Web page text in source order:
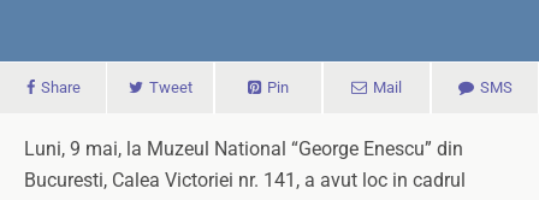
Share Tweet Pin Mail SMS
Luni, 9 mai, la Muzeul National “George Enescu” din
Bucuresti, Calea Victoriei nr. 141, a avut loc in cadrul